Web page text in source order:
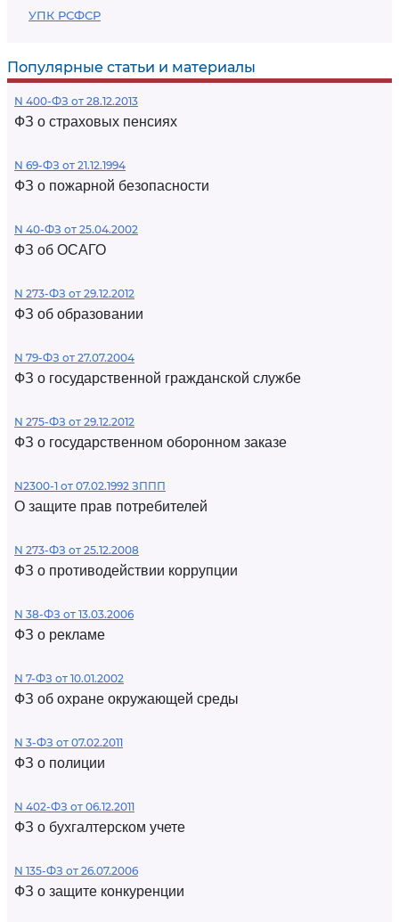
УПК РСФСР
Популярные статьи и материалы
N 400-ФЗ от 28.12.2013
ФЗ о страховых пенсиях
N 69-ФЗ от 21.12.1994
ФЗ о пожарной безопасности
N 40-ФЗ от 25.04.2002
ФЗ об ОСАГО
N 273-ФЗ от 29.12.2012
ФЗ об образовании
N 79-ФЗ от 27.07.2004
ФЗ о государственной гражданской службе
N 275-ФЗ от 29.12.2012
ФЗ о государственном оборонном заказе
N2300-1 от 07.02.1992 ЗППП
О защите прав потребителей
N 273-ФЗ от 25.12.2008
ФЗ о противодействии коррупции
N 38-ФЗ от 13.03.2006
ФЗ о рекламе
N 7-ФЗ от 10.01.2002
ФЗ об охране окружающей среды
N 3-ФЗ от 07.02.2011
ФЗ о полиции
N 402-ФЗ от 06.12.2011
ФЗ о бухгалтерском учете
N 135-ФЗ от 26.07.2006
ФЗ о защите конкуренции